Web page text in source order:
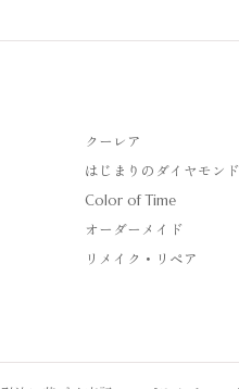
クーレア
はじまりのダイヤモンド
Color of Time
オーダーメイド
リメイク・リペア